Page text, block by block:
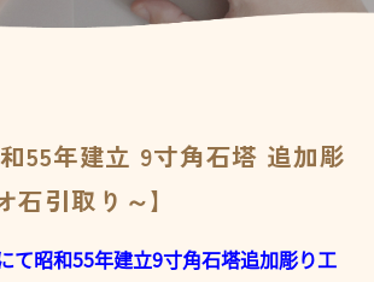
和55年建立 9寸角石塔 追加彫
石引取り～】
て昭和55年建立9寸角石塔追加彫り工